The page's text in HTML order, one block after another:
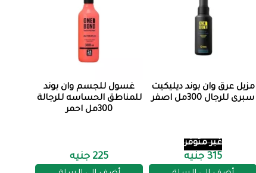
مزيل عرق وان بوند ديليكيت
سبرى للرجال 300مل اصفر
غير متوفر
315 جنيه
غسول للجسم وان بوند
للمناطق الحساسه للرجالة
300مل احمر
225 جنيه